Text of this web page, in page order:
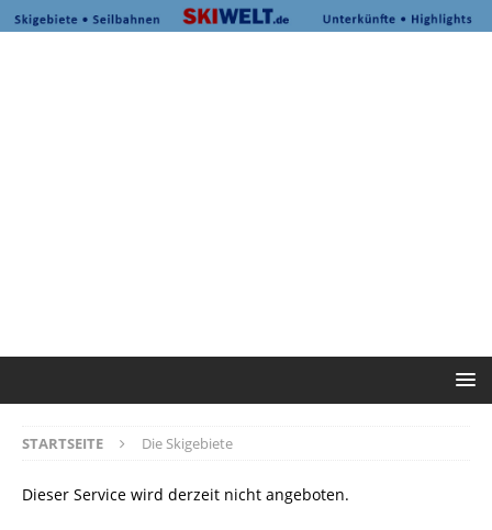
STARTSEITE Die Skigebiete
Dieser Service wird derzeit nicht angeboten.